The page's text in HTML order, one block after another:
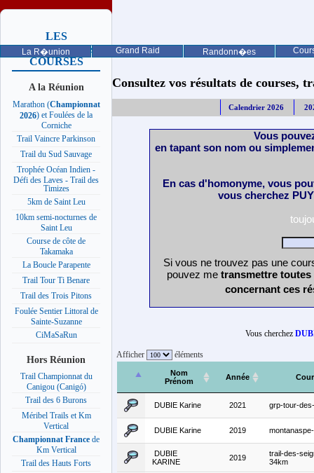
La R�union Grand Raid Randonn�es
LES
PROCHAINES
COURSES
A la Réunion
Marathon (Championnat
2026) et Foulées de la
Corniche
Trail Vaincre Parkinson
Trail du Sud Sauvage
Trophée Océan Indien -
Défi des Laves - Trail des
Timizes
5km de Saint Leu
10km semi-nocturnes de
Saint Leu
Course de côte de
Takamaka
La Boucle Parapente
Trail Tour Ti Benare
Trail des Trois Pitons
Foulée Sentier Littoral de
Sainte-Suzanne
CiMaSaRun
Hors Réunion
Trail Championnat du
Canigou (Canigó)
Trail des 6 Burons
Méribel Trails et Km
Vertical
Championnat France de
Km Vertical
Trail des Hauts Forts
Consultez vos résultats de courses,
Calendrier 2026
Vous
en tapant son nom ou
En cas d'homonyme, vous
vous cherchez
Si vous ne trouvez pas une
pouvez me transmettre
concernant ces
Vous cherchez
Afficher éléments
Nom
Prénom
Année
DUBIE Karine 2021 grp-tour-
DUBIE Karine 2019
DUBIE
KARINE
2019
trail-des-
34km